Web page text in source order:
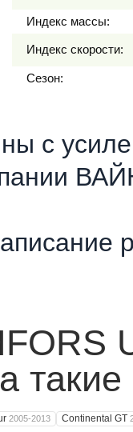
Индекс массы:
Индекс скорости:
Сезон:
c
2005-2013 Continental GT